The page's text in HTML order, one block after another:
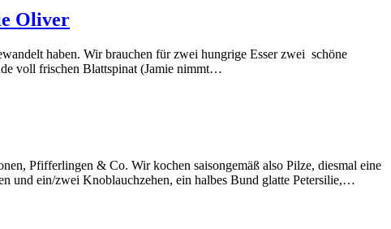
Oliver
haben. Wir brauchen für zwei hungrige Esser zwei schöne
voll frischen Blattspinat (Jamie nimmt…
Pfifferlingen & Co. Wir kochen saisongemäß also Pilze, diesmal eine
und ein/zwei Knoblauchzehen, ein halbes Bund glatte Petersilie,…